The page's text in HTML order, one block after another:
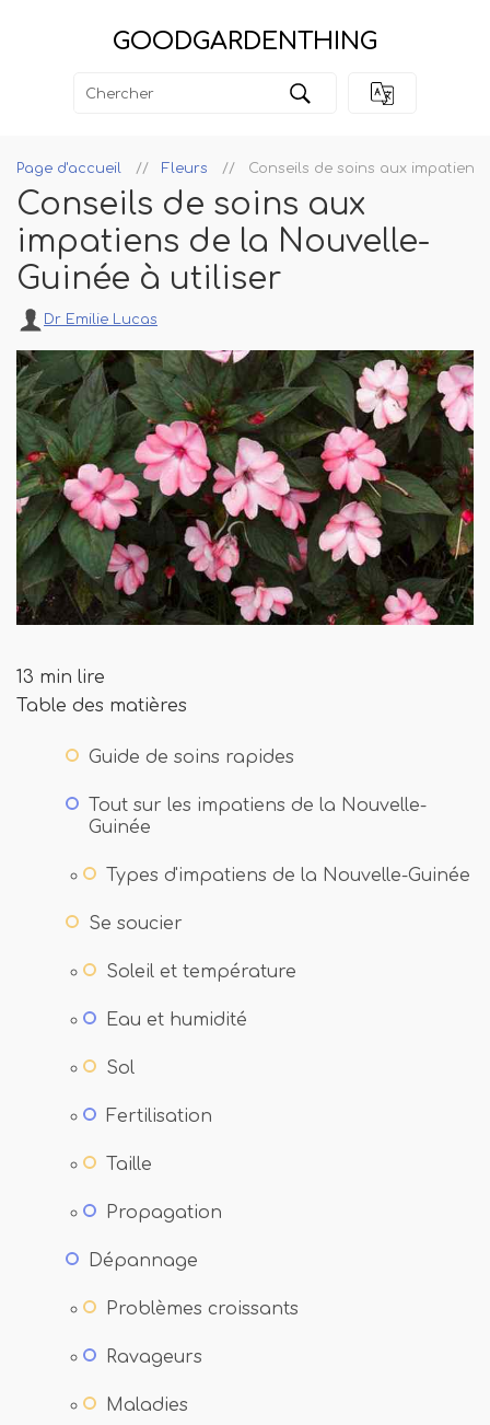
GOODGARDENTHING
Page d'accueil Fleurs Conseils de soins aux
Conseils de soins aux
impatiens de la Nouvelle-
Guinée à utiliser
Dr Emilie Lucas
13 min lire
Table des matières
Guide de soins rapides
Tout sur les impatiens de la Nouvelle-
Guinée
Types d'impatiens de la Nouvelle-Guinée
Se soucier
Soleil et température
Eau et humidité
Sol
Fertilisation
Taille
Propagation
Dépannage
Problèmes croissants
Ravageurs
Maladies